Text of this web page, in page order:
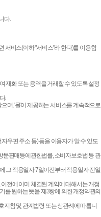
다.
서비스(이하 "서비스"라 한다)를 이용함
재화 또는 용역을 거래할 수 있도록 설정
.
며, '몰'이 제공하는 서비스를 계속적으로
우편 주소 등) 등을 이용자가 알 수 있도
판매등에관한법률, 소비자보호법 등 관
그 적용일자 7일이전부터 적용일자 전일
전에 이미 체결된 계약에 대해서는 개정
를 원하는 뜻을 제3항에 의한 개정약관의
침 및 관계법령 또는 상관례에 따릅니